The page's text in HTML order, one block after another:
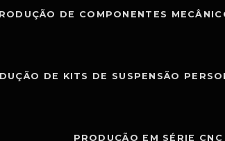
DE COMPONENTES
DE KITS DE SUSPENSÃO
PRODUÇÃO EM SÉRIE CNC